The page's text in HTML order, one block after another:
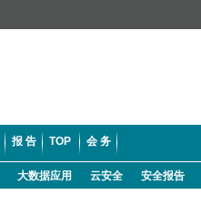
报 告 TOP 会 务
大数据应用 云安全 安全报告